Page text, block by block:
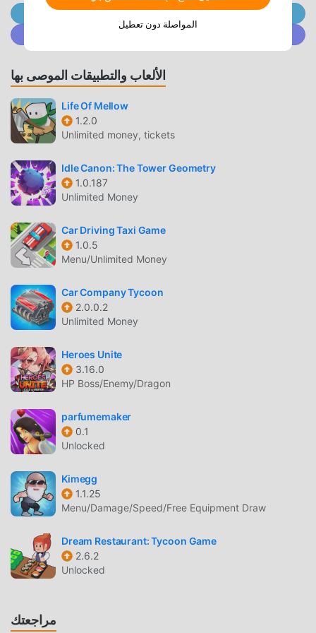
ألعاب simulation. إذا كنت ترغب في تنزيل هذه اللعبة ، كأكبر موقع
يساعدك على حفظ المهام الميكانيكية المتكررة في اللعبة ، حتى
تتمكن من التركيز على الاستمتاع بالبهجة التي تجلبها اللعبة نفسها.
يعد moddroid بأن أي Idle Kingdom Clicker mod لن يفرض على
اللاعبين أي رسوم ، وهو آمن 100٪ ومتاح ومجاني للتثبيت. فقط قم
Clicker 0.12.8.1 بنقرة واحدة. ماذا تنتظر ، قم بتنزيل moddroid
Idle Kingdom Clicker باعتبارها لعبة شائعة simulation ، ساعدته
طريقة اللعب الفريدة في كسب عدد كبير من المعجبين حول العالم.
Clicker ، ما عليك سوى متابعة البرنامج التعليمي للمبتدئين ، بحيث
يمكنك بسهولة بدء اللعبة بأكملها والاستمتاع بالبهجة التي توفرها فئة
الألعاب الكلاسيكية simulation الألعاب Idle Kingdom Clicker
0.12.8.1. في الوقت نفسه ، قامت moddroid ببناء منصة خاصة
لعشاق الألعاب simulation ، مما يتيح لك التواصل والمشاركة مع
جميع عشاق الألعاب simulation من جميع أنحاء العالم ، ماذا تنتظر ،
انضم إلى moddroid و استمتع بلعبة simulation مع كل الشركاء
مثل الألعاب التقليدية simulation ، تتميز Idle Kingdom Clicker
بأسلوب فني فريد ، كما أن رسوماتها وخرائطها وشخصياتها عالية
الجودة تجعل Idle Kingdom Clicker جذبت الكثير من simulation
Idle Kingdom Clicker 0.12.8.1 محركًا افتراضيًا محدثًا وأجرى
ترقيات جريئة. مع المزيد من التكنولوجيا المتقدمة ، تم تحسين تجربة
الشاشة للعبة بشكل كبير. مع الاحتفاظ بالنمط الأصلي simulation ،
الممتازة ، مما يضمن أن جميع عشاق اللعبة simulation يمكنهم
انضم إلى @ MODDROID.CO على قناة Telegram
الألعاب والتطبيقات الموصى بها
Life Of Mellow
1.2.0
Unlimited money, tickets
Idle Canon: The Tower Geometry
1.0.187
Unlimited Money
Car Driving Taxi Game
1.0.5
Menu/Unlimited Money
Car Company Tycoon
2.0.0.2
Unlimited Money
Heroes Unite
3.16.0
HP Boss/Enemy/Dragon
parfumemaker
0.1
Unlocked
Kimegg
1.1.25
Menu/Damage/Speed/Free Equipment Draw
Dream Restaurant: Tycoon Game
2.6.2
Unlocked
مراجعتك
المواصلة دون تعطيل